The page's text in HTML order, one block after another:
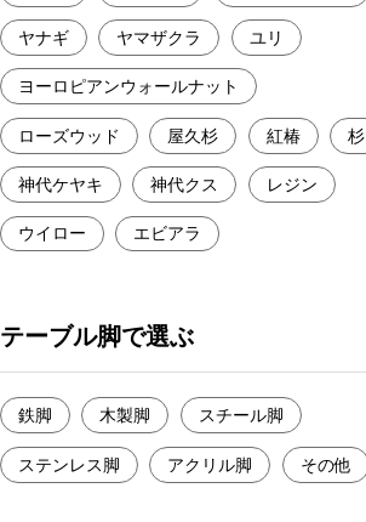
ヤナギ ヤマザクラ ユリ
ヨーロピアンウォールナット
ローズウッド 屋久杉 紅椿 杉
神代ケヤキ 神代クス レジン
ウイロー エビアラ
テーブル脚で選ぶ
鉄脚 木製脚 スチール脚
ステンレス脚 アクリル脚 その他